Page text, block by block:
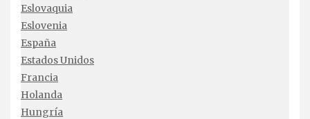
Eslovaquia
Eslovenia
España
Estados Unidos
Francia
Holanda
Hungría